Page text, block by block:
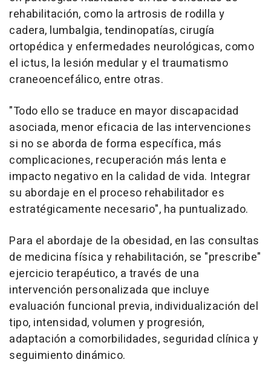
rehabilitación, como la artrosis de rodilla y
cadera, lumbalgia, tendinopatías, cirugía
ortopédica y enfermedades neurológicas, como
el ictus, la lesión medular y el traumatismo
craneoencefálico, entre otras.
"Todo ello se traduce en mayor discapacidad
asociada, menor eficacia de las intervenciones
si no se aborda de forma específica, más
complicaciones, recuperación más lenta e
impacto negativo en la calidad de vida. Integrar
su abordaje en el proceso rehabilitador es
estratégicamente necesario", ha puntualizado.
Para el abordaje de la obesidad, en las consultas
de medicina física y rehabilitación, se "prescribe"
ejercicio terapéutico, a través de una
intervención personalizada que incluye
evaluación funcional previa, individualización del
tipo, intensidad, volumen y progresión,
adaptación a comorbilidades, seguridad clínica y
seguimiento dinámico.